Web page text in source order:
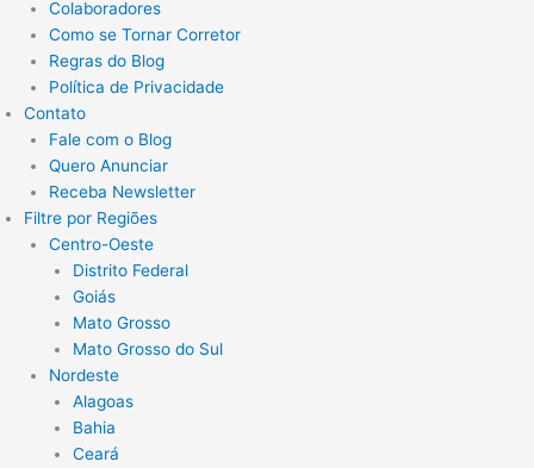
Colaboradores
Como se Tornar Corretor
Regras do Blog
Política de Privacidade
Contato
Fale com o Blog
Quero Anunciar
Receba Newsletter
Filtre por Regiões
Centro-Oeste
Distrito Federal
Goiás
Mato Grosso
Mato Grosso do Sul
Nordeste
Alagoas
Bahia
Ceará